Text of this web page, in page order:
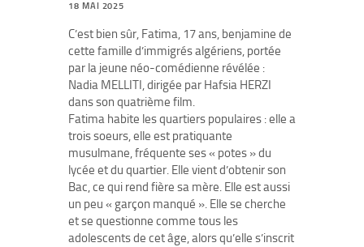
18 MAI 2025
C’est bien sûr, Fatima, 17 ans, benjamine de
cette famille d’immigrés algériens, portée
par la jeune néo-comédienne révélée :
Nadia MELLITI, dirigée par Hafsia HERZI
dans son quatrième film.
Fatima habite les quartiers populaires : elle a
trois soeurs, elle est pratiquante
musulmane, fréquente ses « potes » du
lycée et du quartier. Elle vient d’obtenir son
Bac, ce qui rend fière sa mère. Elle est aussi
un peu « garçon manqué ». Elle se cherche
et se questionne comme tous les
adolescents de cet âge, alors qu’elle s’inscrit